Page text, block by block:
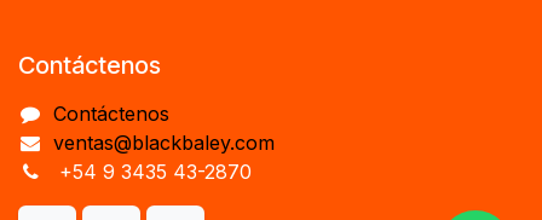
Contáctenos
Contáctenos
ventas@blackbaley.com
+54 9 3435 43-2870